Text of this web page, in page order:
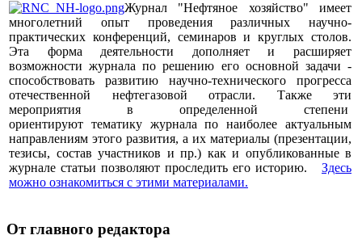
Журнал "Нефтяное хозяйство" имеет
многолетний опыт проведения различных научно-
практических конференций, семинаров и круглых столов.
Эта форма деятельности дополняет и расширяет
возможности журнала по решению его основной задачи -
способствовать развитию научно-технического прогресса
отечественной нефтегазовой отрасли. Также эти
мероприятия в определенной степени
ориентируют тематику журнала по наиболее актуальным
направлениям этого развития, а их материалы (презентации,
тезисы, состав участников и пр.) как и опубликованные в
журнале статьи позволяют проследить его историю. Здесь
можно ознакомиться с этими материалами.
От главного редактора